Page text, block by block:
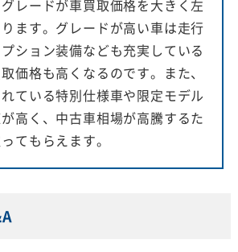
レードが車買取価格を大きく左
ます。グレードが高い車は走行
ション装備なども充実している
価格も高くなるのです。また、
ている特別仕様車や限定モデル
高く、中古車相場が高騰するた
てもらえます。